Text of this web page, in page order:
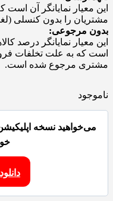
این معیار نمایانگر آن
مشتریان را بدون کنسلی
بدون مرجوعی:
این معیار نمایانگر درصد
است که به علت تخلفات
مشتری مرجوع شده است.
ناموجود
می‌خواهید نسخه